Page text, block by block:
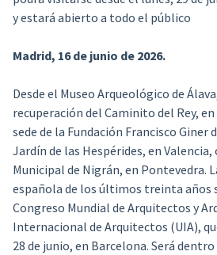
y estará abierto a todo el público
Madrid, 16 de junio de 2026.
Desde el Museo Arqueológico de
recuperación del Caminito del Rey,
sede de la Fundación Francisco Giner
Jardín de las Hespérides, en
Municipal de Nigrán, en Pontevedra.
española de los últimos treinta años
Congreso Mundial de Arquitectos y
Internacional de Arquitectos (UIA),
28 de junio, en Barcelona. Será